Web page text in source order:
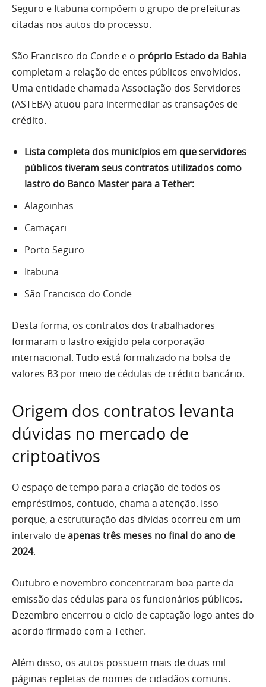
Seguro e Itabuna compõem o grupo de prefeituras
citadas nos autos do processo.
São Francisco do Conde e o próprio Estado da Bahia
completam a relação de entes públicos envolvidos.
Uma entidade chamada Associação dos Servidores
(ASTEBA) atuou para intermediar as transações de
crédito.
Lista completa dos municípios em que servidores
públicos tiveram seus contratos utilizados como
lastro do Banco Master para a Tether:
Alagoinhas
Camaçari
Porto Seguro
Itabuna
São Francisco do Conde
Desta forma, os contratos dos trabalhadores
formaram o lastro exigido pela corporação
internacional. Tudo está formalizado na bolsa de
valores B3 por meio de cédulas de crédito bancário.
Origem dos contratos levanta
dúvidas no mercado de
criptoativos
O espaço de tempo para a criação de todos os
empréstimos, contudo, chama a atenção. Isso
porque, a estruturação das dívidas ocorreu em um
intervalo deapenas três meses no final do ano de
2024.
Outubro e novembro concentraram boa parte da
emissão das cédulas para os funcionários públicos.
Dezembro encerrou o ciclo de captação logo antes do
acordo firmado com a Tether.
Além disso, os autos possuem mais de duas mil
páginas repletas de nomes de cidadãos comuns.